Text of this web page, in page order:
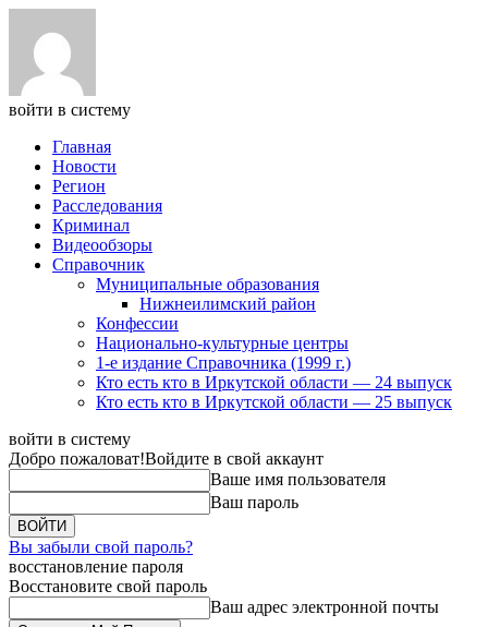
войти в систему
Главная
Новости
Регион
Расследования
Криминал
Видеообзоры
Справочник
Муниципальные образования
Нижнеилимский район
Конфессии
Национально-культурные центры
1-е издание Справочника (1999 г.)
Кто есть кто в Иркутской области — 24 выпуск
Кто есть кто в Иркутской области — 25 выпуск
войти в систему
Добро пожаловат!Войдите в свой аккаунт
Ваше имя пользователя
Ваш пароль
Вы забыли свой пароль?
восстановление пароля
Восстановите свой пароль
Ваш адрес электронной почты